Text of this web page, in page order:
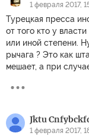
1 февраля 2017,
Турецкая пресса
от того кто у
или иной степени.
рычага ? Это как
мешает, а при
Jktu
1 февраля 2017,